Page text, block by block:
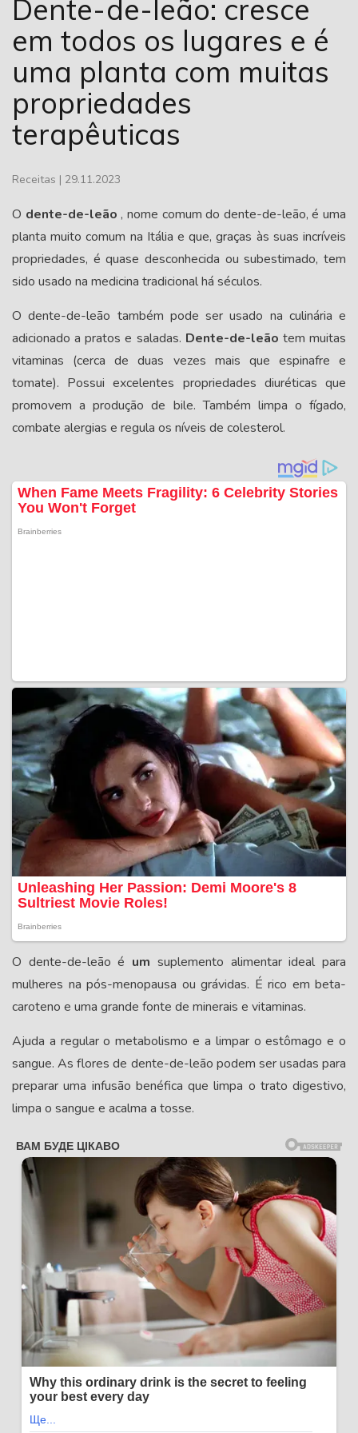
Dente-de-leão: cresce
em todos os lugares e é
uma planta com muitas
propriedades
terapêuticas
Receitas | 29.11.2023
O dente-de-leão , nome comum do dente-de-leão, é uma
planta muito comum na Itália e que, graças às suas incríveis
propriedades, é quase desconhecida ou subestimado, tem
sido usado na medicina tradicional há séculos.
O dente-de-leão também pode ser usado na culinária e
adicionado a pratos e saladas. Dente-de-leão tem muitas
vitaminas (cerca de duas vezes mais que espinafre e
tomate). Possui excelentes propriedades diuréticas que
promovem a produção de bile. Também limpa o fígado,
combate alergias e regula os níveis de colesterol.
O dente-de-leão é um suplemento alimentar ideal para
mulheres na pós-menopausa ou grávidas. É rico em beta-
caroteno e uma grande fonte de minerais e vitaminas.
Ajuda a regular o metabolismo e a limpar o estômago e o
sangue. As flores de dente-de-leão podem ser usadas para
preparar uma infusão benéfica que limpa o trato digestivo,
limpa o sangue e acalma a tosse.